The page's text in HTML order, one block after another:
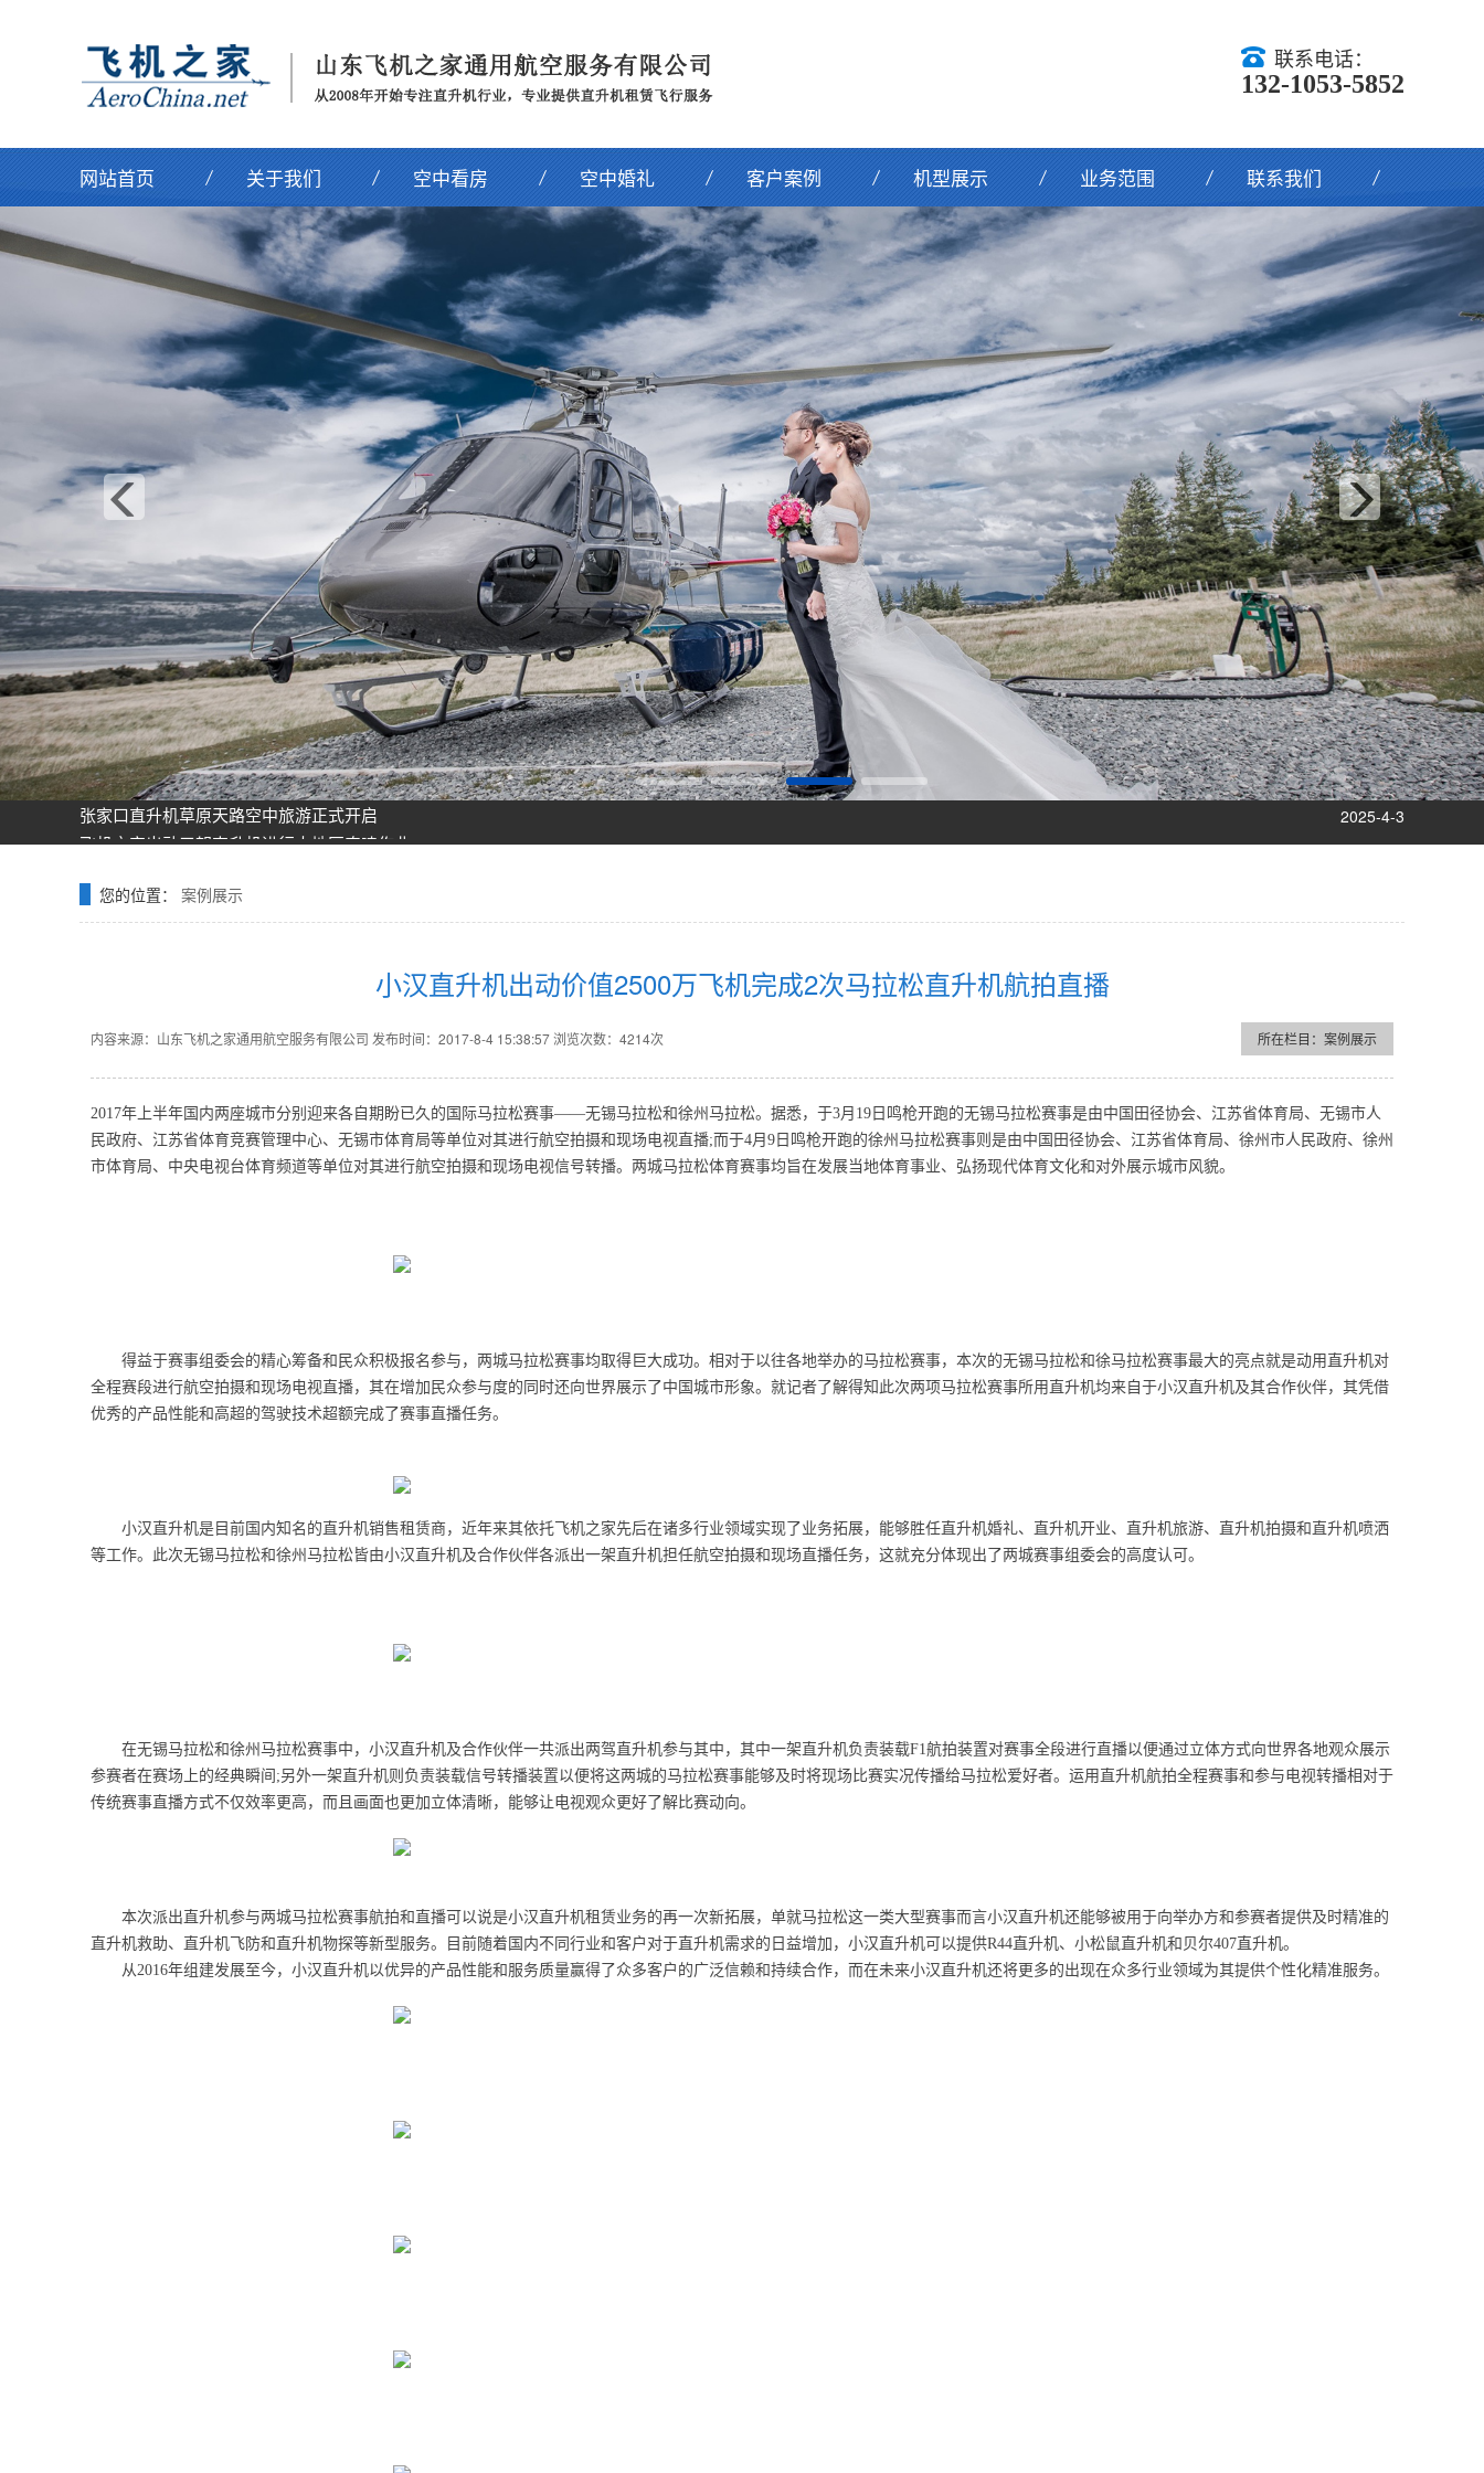
联系电话：
132-1053-5852
网站首页 关于我们 空中看房 空中婚礼 客户案例 机型展示 业务范围 联系我们
2024-10-15
飞机之家龙虎山清明节踏青之旅正式开启
2025-12-5
飞机之家空中广告引爆山西吕梁中阳县上空
2025-9-12
飞机之家集团正式签约独家承包运营新疆玉其塔什景区，打造低空旅游新标杆！
2025-8-12
阳泉一架价值500多万的红色罗宾逊直升机开展静展活动
2025-5-10
济南一小伙新婚现场，租价值500多万的直升机助阵
2025-4-3
张家口直升机草原天路空中旅游正式开启
2025-2-25
飞机之家出动三架直升机进行大地区农喷作业
2025-1-8
价值近600万的罗宾逊R44开始空中飞播造林
飞机之家桂林山水旅游基地乘坐直升飞机俯瞰看桂林山水你值得拥有
2024-10-15
飞机之家龙虎山清明节踏青之旅正式开启
您的位置： 案例展示
小汉直升机出动价值2500万飞机完成2次马拉松直升机航拍直播
内容来源：山东飞机之家通用航空服务有限公司 发布时间：2017-8-4 15:38:57浏览次数：4214次 所在栏目：案例展示
2017年上半年国内两座城市分别迎来各自期盼已久的国际马拉松赛事——无锡马拉松和徐州马拉松。据悉，于3月19日鸣枪开跑的无锡马拉松赛事是由中国田径协会、江苏省体育局、无锡市人
民政府、江苏省体育竞赛管理中心、无锡市体育局等单位对其进行航空拍摄和现场电视直播;而于4月9日鸣枪开跑的徐州马拉松赛事则是由中国田径协会、江苏省体育局、徐州市人民政府、徐州
市体育局、中央电视台体育频道等单位对其进行航空拍摄和现场电视信号转播。两城马拉松体育赛事均旨在发展当地体育事业、弘扬现代体育文化和对外展示城市风貌。
得益于赛事组委会的精心筹备和民众积极报名参与，两城马拉松赛事均取得巨大成功。相对于以往各地举办的马拉松赛事，本次的无锡马拉松和徐马拉松赛事最大的亮点就是动用直升机对
全程赛段进行航空拍摄和现场电视直播，其在增加民众参与度的同时还向世界展示了中国城市形象。就记者了解得知此次两项马拉松赛事所用直升机均来自于小汉直升机及其合作伙伴，其凭借
优秀的产品性能和高超的驾驶技术超额完成了赛事直播任务。
小汉直升机是目前国内知名的直升机销售租赁商，近年来其依托飞机之家先后在诸多行业领域实现了业务拓展，能够胜任直升机婚礼、直升机开业、直升机旅游、直升机拍摄和直升机喷洒
等工作。此次无锡马拉松和徐州马拉松皆由小汉直升机及合作伙伴各派出一架直升机担任航空拍摄和现场直播任务，这就充分体现出了两城赛事组委会的高度认可。
在无锡马拉松和徐州马拉松赛事中，小汉直升机及合作伙伴一共派出两驾直升机参与其中，其中一架直升机负责装载F1航拍装置对赛事全段进行直播以便通过立体方式向世界各地观众展示
参赛者在赛场上的经典瞬间;另外一架直升机则负责装载信号转播装置以便将这两城的马拉松赛事能够及时将现场比赛实况传播给马拉松爱好者。运用直升机航拍全程赛事和参与电视转播相对于
传统赛事直播方式不仅效率更高，而且画面也更加立体清晰，能够让电视观众更好了解比赛动向。
本次派出直升机参与两城马拉松赛事航拍和直播可以说是小汉直升机租赁业务的再一次新拓展，单就马拉松这一类大型赛事而言小汉直升机还能够被用于向举办方和参赛者提供及时精准的
直升机救助、直升机飞防和直升机物探等新型服务。目前随着国内不同行业和客户对于直升机需求的日益增加，小汉直升机可以提供R44直升机、小松鼠直升机和贝尔407直升机。
从2016年组建发展至今，小汉直升机以优异的产品性能和服务质量赢得了众多客户的广泛信赖和持续合作，而在未来小汉直升机还将更多的出现在众多行业领域为其提供个性化精准服务。